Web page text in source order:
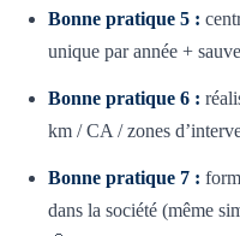
Bonne pratique 5 :
unique par année +
Bonne pratique 6 :
km / CA / zones
Bonne pratique 7 :
dans la société (même